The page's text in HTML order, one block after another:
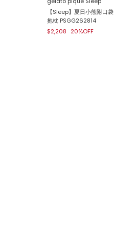
【Sleep】夏日小熊附口袋
抱枕 PSGG262814
$2,208
20%OFF